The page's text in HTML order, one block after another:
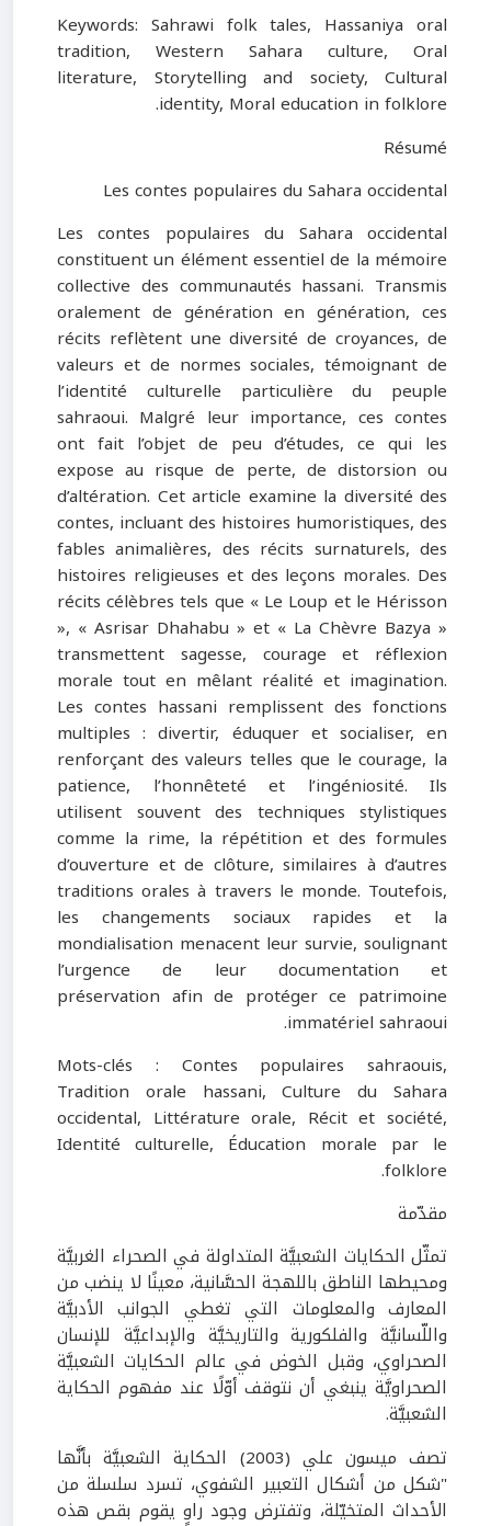
Keywords: Sahrawi folk tales, Hassaniya oral
tradition, Western Sahara culture, Oral
literature, Storytelling and society, Cultural
identity, Moral education in folklore.
Résumé
Les contes populaires du Sahara occidental
Les contes populaires du Sahara occidental
constituent un élément essentiel de la mémoire
collective des communautés hassani. Transmis
oralement de génération en génération, ces
récits reflètent une diversité de croyances, de
valeurs et de normes sociales, témoignant de
l’identité culturelle particulière du peuple
sahraoui. Malgré leur importance, ces contes
ont fait l’objet de peu d’études, ce qui les
expose au risque de perte, de distorsion ou
d’altération. Cet article examine la diversité des
contes, incluant des histoires humoristiques, des
fables animalières, des récits surnaturels, des
histoires religieuses et des leçons morales. Des
récits célèbres tels que « Le Loup et le Hérisson
», « Asrisar Dhahabu » et « La Chèvre Bazya »
transmettent sagesse, courage et réflexion
morale tout en mêlant réalité et imagination.
Les contes hassani remplissent des fonctions
multiples : divertir, éduquer et socialiser, en
renforçant des valeurs telles que le courage, la
patience, l’honnêteté et l’ingéniosité. Ils
utilisent souvent des techniques stylistiques
comme la rime, la répétition et des formules
d’ouverture et de clôture, similaires à d’autres
traditions orales à travers le monde. Toutefois,
les changements sociaux rapides et la
mondialisation menacent leur survie, soulignant
l’urgence de leur documentation et
préservation afin de protéger ce patrimoine
immatériel sahraoui.
Mots-clés : Contes populaires sahraouis,
Tradition orale hassani, Culture du Sahara
occidental, Littérature orale, Récit et société,
Identité culturelle, Éducation morale par le
folklore.
مقدّمة
تمثّل الحكايات الشعبيَّة المتداولة في الصحراء الغربيَّة
ومحيطها الناطق باللهجة الحسَّانية، معينًا لا ينضب من
المعارف والمعلومات التي تغطي الجوانب الأدبيَّة
واللّسانيَّة والفلكورية والتاريخيَّة والإبداعيَّة للإنسان
الصحراوي، وقبل الخوض في عالم الحكايات الشعبيَّة
الصحراويَّة ينبغي أن نتوقف أوّلًا عند مفهوم الحكاية
الشعبيَّة.
تصف ميسون علي (2003) الحكاية الشعبيَّة بأنَّها
"شكل من أشكال التعبير الشفوي، تسرد سلسلة من
الأحداث المتخيّلة، وتفترض وجود راوٍ يقوم بقص هذه